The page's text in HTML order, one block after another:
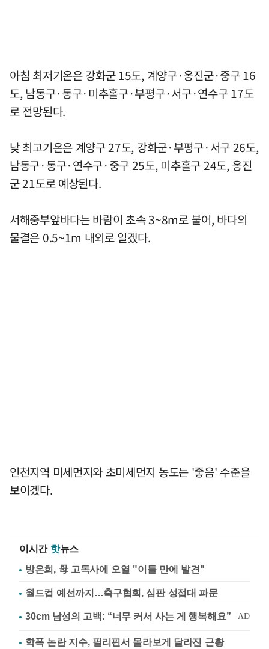
아침 최저기온은 강화군 15도, 계양구·옹진군·중구 16
도, 남동구·동구·미추홀구·부평구·서구·연수구 17도
로 전망된다.
낮 최고기온은 계양구 27도, 강화군·부평구·서구 26도,
남동구·동구·연수구·중구 25도, 미추홀구 24도, 옹진
군 21도로 예상된다.
서해중부앞바다는 바람이 초속 3~8m로 불어, 바다의
물결은 0.5~1m 내외로 일겠다.
인천지역 미세먼지와 초미세먼지 농도는 '좋음' 수준을
보이겠다.
이시간 핫뉴스
방은희, 母 고독사에 오열 "이틀 만에 발견"
월드컵 예선까지…축구협회, 심판 성접대 파문
학폭 논란 지수, 필리핀서 몰라보게 달라진 근황